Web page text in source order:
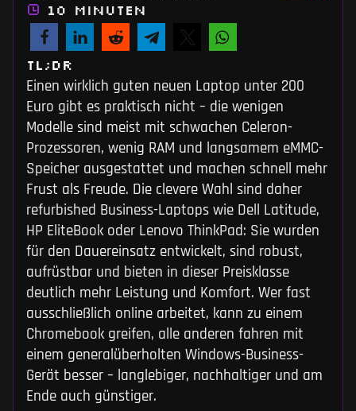
TL;DR
Einen wirklich guten neuen Laptop unter 200
Euro gibt es praktisch nicht – die wenigen
Modelle sind meist mit schwachen Celeron-
Prozessoren, wenig RAM und langsamem eMMC-
Speicher ausgestattet und machen schnell mehr
Frust als Freude. Die clevere Wahl sind daher
refurbished Business-Laptops wie Dell Latitude,
HP EliteBook oder Lenovo ThinkPad: Sie wurden
für den Dauereinsatz entwickelt, sind robust,
aufrüstbar und bieten in dieser Preisklasse
deutlich mehr Leistung und Komfort. Wer fast
ausschließlich online arbeitet, kann zu einem
Chromebook greifen, alle anderen fahren mit
einem generalüberholten Windows-Business-
Gerät besser – langlebiger, nachhaltiger und am
Ende auch günstiger.
10 Minuten